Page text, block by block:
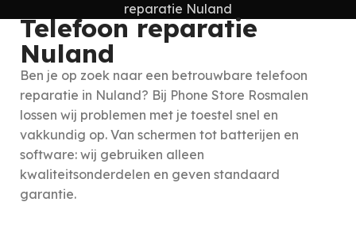
reparatie Nuland
Telefoon reparatie
Nuland
Ben je op zoek naar een betrouwbare telefoon
reparatie in Nuland? Bij Phone Store Rosmalen
lossen wij problemen met je toestel snel en
vakkundig op. Van schermen tot batterijen en
software: wij gebruiken alleen
kwaliteitsonderdelen en geven standaard
garantie.